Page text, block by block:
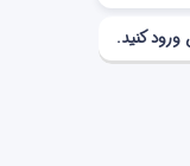
ورود کنید.